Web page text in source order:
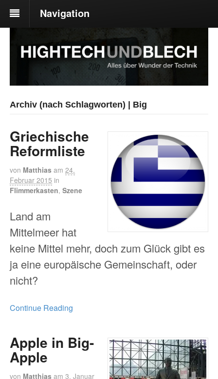
Navigation
Archiv (nach Schlagworten) | Big
Griechische
Reformliste
von Matthias am 24.
Februar 2015 in
Flimmerkasten, Szene
Land am
Mittelmeer hat
keine Mittel mehr, doch zum Glück gibt es
ja eine europäische Gemeinschaft, oder
nicht?
Continue Reading
Apple in Big-
Apple
von Matthias am 3. Januar